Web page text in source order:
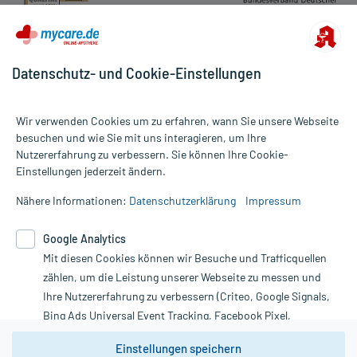
Alle Preise gelten inkl. MwSt., ggf. zzgl. Versandkosten
Informationen auf dieser Website werden ausschließlich für
die Untersuchung und Behandlung durch einen Arzt. Bitte
Therapien eingeleitet werden können. | Diese Webseite benutzt
Google Analytics. Lesen Sie bitte dazu die wichtigen Hinweise in
unserer Datenschutzerklärung. Für den Widerruf einer Bestellung
nutzen Sie das Formular:
Vertrag widerrufen
Datenschutz- und Cookie-Einstellungen
Wir verwenden Cookies um zu erfahren, wann Sie unsere Webseite
besuchen und wie Sie mit uns interagieren, um Ihre
Nutzererfahrung zu verbessern. Sie können Ihre Cookie-
Einstellungen jederzeit ändern.
Nähere Informationen: Datenschutzerklärung Impressum
Google Analytics
Mit diesen Cookies können wir Besuche und Trafficquellen
zählen, um die Leistung unserer Webseite zu messen und
Ihre Nutzererfahrung zu verbessern (Criteo, Google Signals,
Bing Ads Universal Event Tracking, Facebook Pixel,
Youtube-Social Plugin).
Einstellungen speichern